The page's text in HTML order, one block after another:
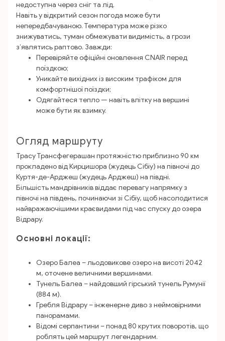
недоступна через сніг та лід.
Навіть у відкритий сезон погода може бути
непередбачуваною. Температура може різко
знижуватись, туман обмежувати видимість, а грози
з’являтись раптово. Завжди:
Перевіряйте офіційні оновлення CNAIR перед
поїздкою;
Уникайте вихідних із високим трафіком для
комфортнішої поїздки;
Одягайтеся тепло — навіть влітку на вершині
може бути як взимку.
Огляд маршруту
Трасу Трансфегерашан протяжністю приблизно 90 км
прокладено від Кирцишора (жудець Сібіу) на півночі до
Куртя-де-Арджеш (жудець Арджеш) на півдні.
Більшість мандрівників віддає перевагу напрямку з
півночі на південь, починаючи зі Сібіу, щоб насолодитися
найвражаючішими краєвидами під час спуску до озера
Відрару.
Основні локації:
Озеро Балеа – льодовикове озеро на висоті 2042
м, оточене величними вершинами.
Тунель Балеа – найдовший гірський тунель Румунії
(884 м).
Гребля Відрару – інженерне диво з неймовірними
панорамами.
Відомі серпантини – понад 80 крутих поворотів, що
роблять цей маршрут легендарним.